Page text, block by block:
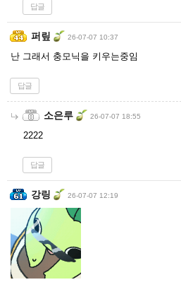
답글
퍼맆 26-07-07 10:37
난 그래서 충모닉을 키우는중임
답글
소은루 26-07-07 18:55
2222
답글
강링 26-07-07 12:19